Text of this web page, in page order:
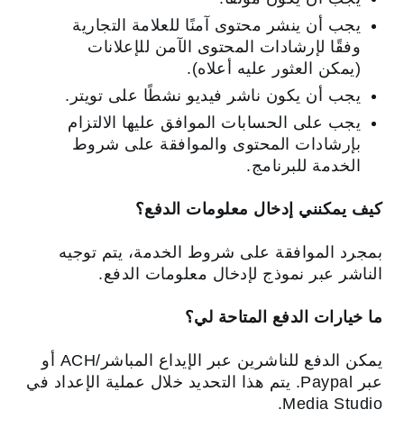
يجب أن ينشر محتوى آمنًا للعلامة التجارية
وفقًا لإرشادات المحتوى الآمن للإعلانات
(يمكن العثور عليه أعلاه).
يجب أن يكون ناشر فيديو نشطًا على تويتر.
يجب على الحسابات الموافق عليها الالتزام
بإرشادات المحتوى والموافقة على شروط
الخدمة للبرنامج.
كيف يمكنني إدخال معلومات الدفع؟
بمجرد الموافقة على شروط الخدمة، يتم توجيه
الناشر عبر نموذج لإدخال معلومات الدفع.
ما خيارات الدفع المتاحة لي؟
يمكن الدفع للناشرين عبر الإيداع المباشر/ACH أو
عبر Paypal. يتم هذا التحديد خلال عملية الإعداد في
Media Studio.